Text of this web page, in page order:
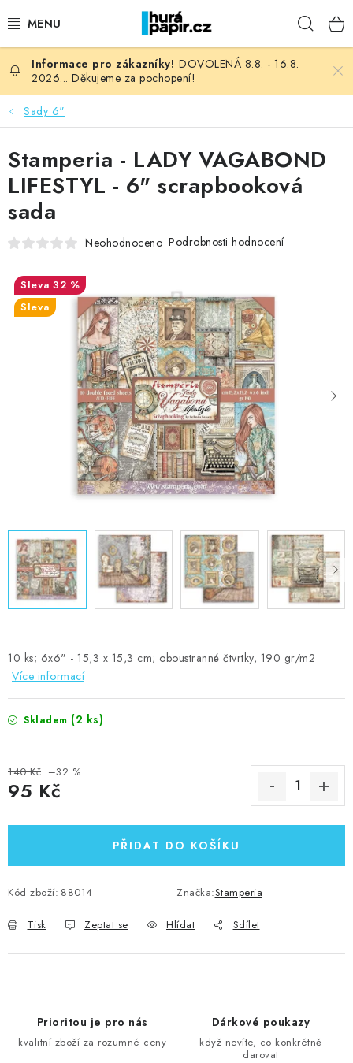
na
NOVINKY
HURÁ DÍLNA
VŠECHNO ZBOŽÍ
KNIHAŘSKÝ MATERIÁL
OBLÍBENÉ ♥️
FOTORECENZE
MOJE OBJEDNÁVKA
Kontakty Moje objednávka
Oblíbené ♥️
Hodnocení obchodu
Obchodní podmínky
Podmínky ochrany osobních údajů
Ověřování recenzí
DOVOLENÁ 8.8. - 16.8.
2026... Děkujeme za pochopení!
Sady 6"
10 ks; 6x6" - 15,3 x 15,3 cm; oboustranné čtvrtky, 190 gr/m2
Více informací
Skladem (2 ks)
140 Kč –32 %
95 Kč
PŘIDAT DO KOŠÍKU
Kód zboží: 88014 Značka:Stamperia
Tisk Zeptat se Hlídat Sdílet
Stamperia - LADY VAGABOND
LIFESTYL - 6" scrapbooková
sada
Neohodnoceno Podrobnosti hodnocení
32 %
Sleva
Prioritou je pro nás
kvalitní zboží za rozumné ceny
Dárkové poukazy
když nevíte, co konkrétně
darovat